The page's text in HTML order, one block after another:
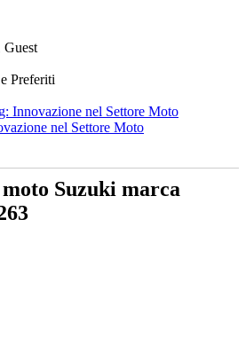
Guest
Preferiti
Suzuki marca